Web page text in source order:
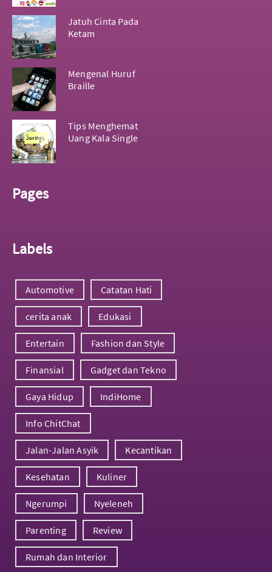
Jatuh Cinta Pada
Ketam
Mengenal Huruf
Braille
Tips Menghemat
Uang Kala Single
Pages
Labels
Automotive Catatan Hati
cerita anak Edukasi
Entertain Fashion dan Style
Finansial Gadget dan Tekno
Gaya Hidup IndiHome
Info ChitChat
Jalan-Jalan Asyik Kecantikan
Kesehatan Kuliner
Ngerumpi Nyeleneh
Parenting Review
Rumah dan Interior